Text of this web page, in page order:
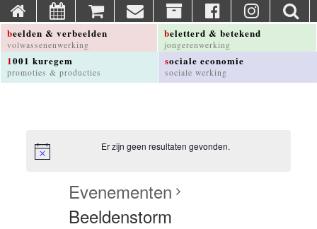
beelden & verbeelden
volwassenenwerking
beletterd & betekend
jongerenwerking
1001 kuregem
promoties & producties
sociale economie
sociale werking
Er zijn geen resultaten gevonden.
Evenementen
Beeldenstorm